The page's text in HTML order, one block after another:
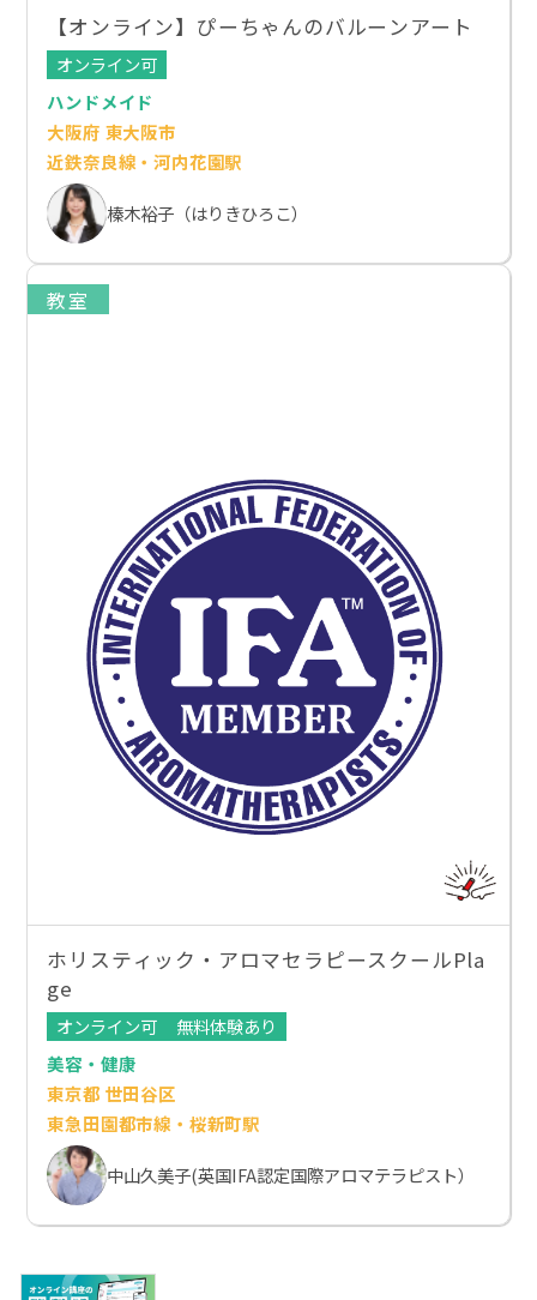
【オンライン】ぴーちゃんのバルーンアート
オンライン可
ハンドメイド
大阪府 東大阪市
近鉄奈良線・河内花園駅
榛木裕子（はりきひろこ）
教室
ホリスティック・アロマセラピースクールPla
ge
オンライン可
無料体験あり
美容・健康
東京都 世田谷区
東急田園都市線・桜新町駅
中山久美子(英国IFA認定国際アロマテラピスト）